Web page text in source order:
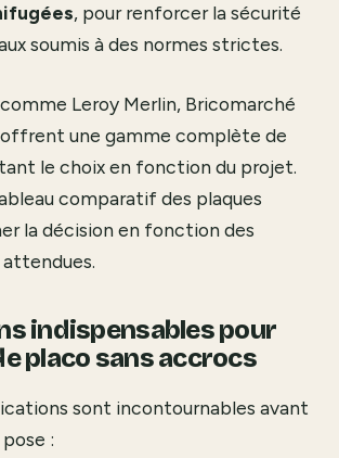
, pour renforcer la sécurité
soumis à des normes strictes.
Leroy Merlin, Bricomarché
une gamme complète de
le choix en fonction du projet.
comparatif des plaques
la décision en fonction des
indispensables pour
placo sans accrocs
sont incontournables avant
: